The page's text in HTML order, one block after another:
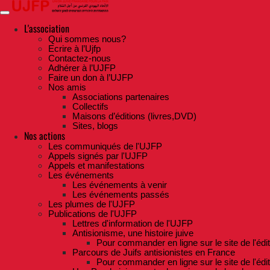
Skip
to
contentL'association
Qui sommes nous?
Ecrire à l’Ujfp
Contactez-nous
Adhérer à l’UJFP
Faire un don à l’UJFP
Nos amis
Associations partenaires
Collectifs
Maisons d’éditions (livres,DVD)
Sites, blogs
Nos actions
Les communiqués de l'UJFP
Appels signés par l'UJFP
Appels et manifestations
Les événements
Les événements à venir
Les événements passés
Les plumes de l'UJFP
Publications de l'UJFP
Lettres d'information de l'UJFP
Antisionisme, une histoire juive
Pour commander en ligne sur le site de
Parcours de Juifs antisionistes en France
Pour commander en ligne sur le site de